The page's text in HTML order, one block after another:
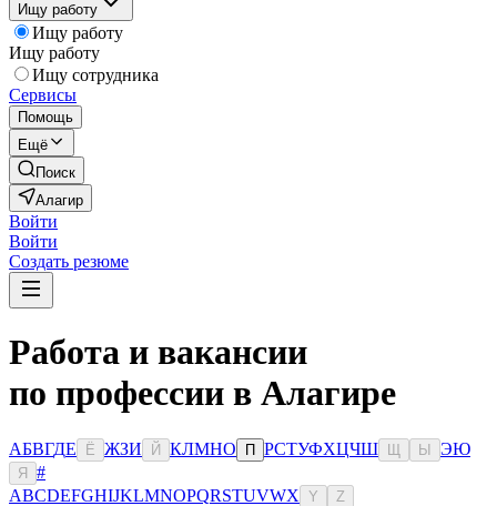
Ищу работу
Ищу работу
Ищу работу
Ищу сотрудника
Сервисы
Помощь
Ещё
Поиск
Алагир
Войти
Войти
Создать резюме
Работа и вакансии
по профессии в Алагире
АБВГДЕ Ё ЖЗИ Й КЛМНО П РСТУФХЦЧШ Ы ЭЮ
Я
#
ABCDEFGHIJKLMNOPQRSTUVWX Y Z